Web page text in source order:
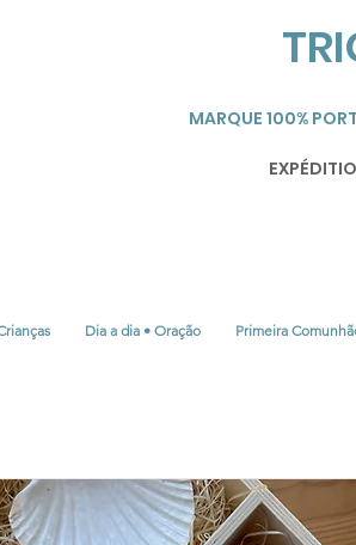
MARQUE 100%
Dia a dia • Oração Primeira